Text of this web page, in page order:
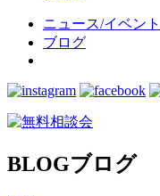
ニュース/イベント
ブログ
BLOGブログ